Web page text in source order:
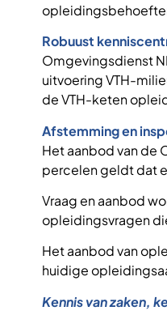
Robuust
Omgevingsdienst
uitvoering VTH-
de VTH-keten
Afstemming en
Het aanbod van de
percelen geldt dat
Vraag en aanbod
opleidingsvragen
Het aanbod van
huidige
Kennis van zaken,